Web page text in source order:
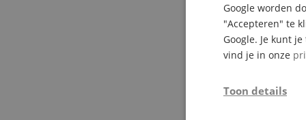
Google worden
"Accepteren" te
Google. Je kunt
vind je in onze
Toon details